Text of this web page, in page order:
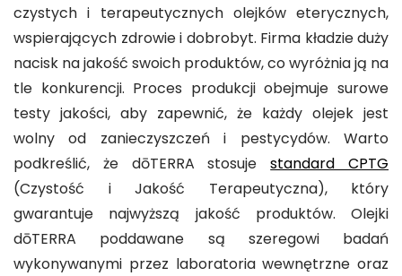
czystych i terapeutycznych olejków eterycznych,
wspierających zdrowie i dobrobyt. Firma kładzie duży
nacisk na jakość swoich produktów, co wyróżnia ją na
tle konkurencji. Proces produkcji obejmuje surowe
testy jakości, aby zapewnić, że każdy olejek jest
wolny od zanieczyszczeń i pestycydów. Warto
podkreślić, że dōTERRA stosujestandard CPTG
(Czystość i Jakość Terapeutyczna), który
gwarantuje najwyższą jakość produktów. Olejki
dōTERRA poddawane są szeregowi badań
wykonywanymi przez laboratoria wewnętrzne oraz